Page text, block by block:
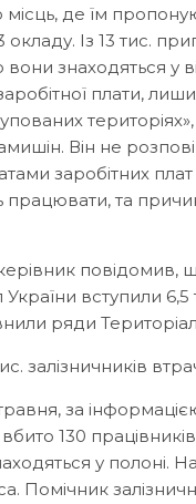
де їм
Із 13 тис.
знаходяться у
плати,
Він не
заробітних
та
повідомив,
вступили 6,5
ряди
залізничників
за
130
у полоні.
Помічник